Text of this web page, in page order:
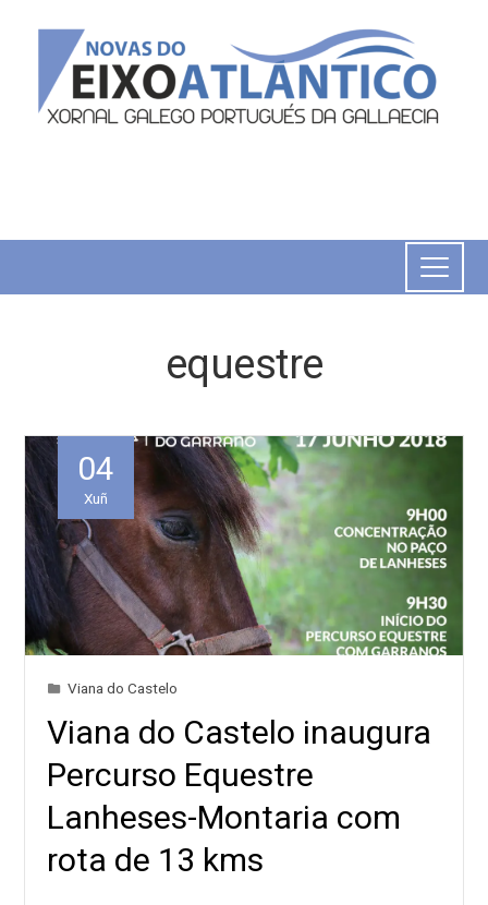
equestre
04
Xuñ
Viana do Castelo
Viana do Castelo inaugura
Percurso Equestre
Lanheses-Montaria com
rota de 13 kms